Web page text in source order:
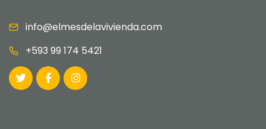
info@elmesdelavivienda.com
+593 99 174 5421